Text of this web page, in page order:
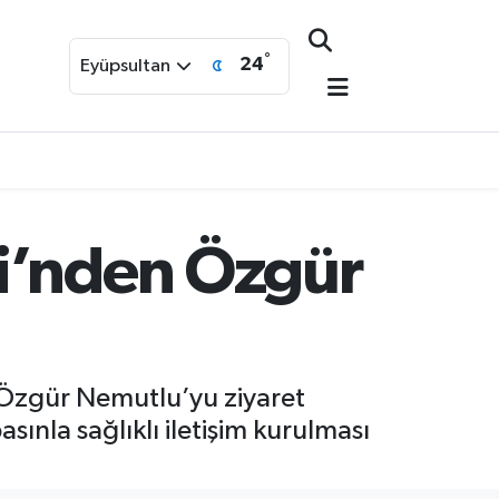
Eyüpsultan 24°
Özgür
Nemutlu’yu ziyaret
sağlıklı iletişim kurulması